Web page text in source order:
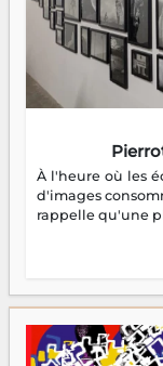
À l'heure où les
d'images
rappelle qu'une